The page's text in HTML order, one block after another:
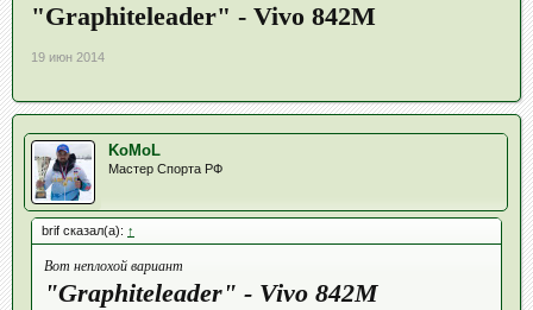
"Graphiteleader" - Vivo 842M
19 июн 2014
KoMoL
Мастер Спорта РФ
brif сказал(а): ↑
Вот неплохой вариант
"Graphiteleader" - Vivo 842M